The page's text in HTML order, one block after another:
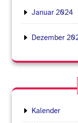
Januar 2024
Dezember
Kalender